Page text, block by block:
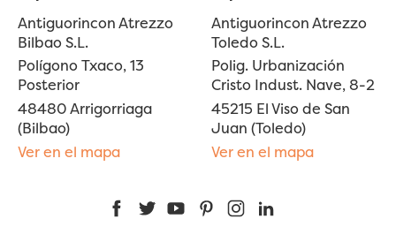
Antiguorincon Atrezzo
Bilbao S.L.
Polígono Txaco, 13
Posterior
48480 Arrigorriaga
(Bilbao)
Ver en el mapa
Antiguorincon Atrezzo
Toledo S.L.
Polig. Urbanización
Cristo Indust. Nave, 8-2
45215 El Viso de San
Juan (Toledo)
Ver en el mapa
FacebookTwitterYouTubePinterestInstagram